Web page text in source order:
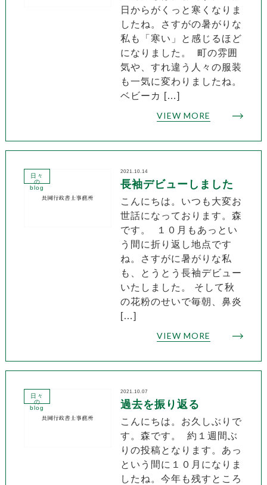
日からがくっと寒くなりま
したね。さすがの暑がりな
私も「寒い」と感じるほど
になりました。 町の雰囲
気や、すれ違う人々の服装
も一気に変わりましたね。
ベビーカ […]
VIEW MORE
日々
の
blog
2021.10.14
長袖デビューしました
こんにちは。いつも大変お
世話になっております。森
です。 １０月もあっとい
う間に折り返し地点です
ね。さすがに暑がりな私
も、とうとう長袖デビュー
いたしました。 そして秋
の花粉のせいで毎朝、鼻炎
[…]
VIEW MORE
日々
の
blog
2021.10.07
過去を振り返る
こんにちは。お久しぶりで
す。森です。 約１週間ぶ
りの投稿となります。あっ
という間に１０月になりま
したね。今年も残すところ